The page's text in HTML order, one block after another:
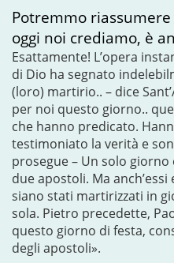
Potremmo
oggi noi crediamo, è
Esattamente! L’opera
di Dio ha segnato
(loro) martirio.. – dice
per noi questo giorno..
che hanno predicato.
testimoniato la verità e
prosegue – Un solo
due apostoli. Ma
siano stati martirizzati in
sola. Pietro precedette,
questo giorno di festa,
degli apostoli».